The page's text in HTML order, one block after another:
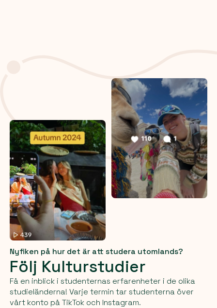
Nyfiken på hur det är att studera utomlands?
Följ Kulturstudier
Få en inblick i studenternas erfarenheter i de olika
studieländerna! Varje termin tar studenterna över
vårt konto på TikTok och Instagram.